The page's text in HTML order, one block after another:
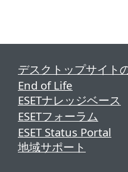
デスクトップサイト
End of Life
ESETナレッジベース
ESETフォーラム
ESET Status Portal
地域サポート